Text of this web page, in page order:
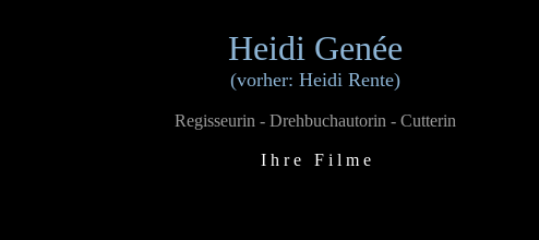
Heidi Genée
(vorher: Heidi Rente)
Regisseurin - Drehbuchautorin - Cutterin
I h r e F i l m e